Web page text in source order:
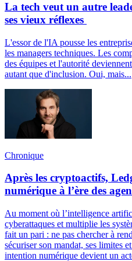
La tech veut un autre
ses vieux réflexes
L'essor de l'IA pousse les
les managers techniques. Les
des équipes et l'autorité
autant que d'inclusion. Oui, mais...
Chronique
Après les cryptoactifs,
numérique à l’ère des
Au moment où l’intelligence
cyberattaques et multiplie les
fait un pari : ne pas chercher à
sécuriser son mandat, ses limites
intention numérique devient un